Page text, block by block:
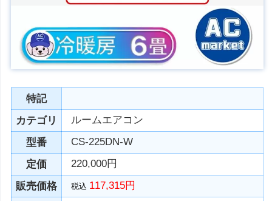
特記
カテゴリ
ルームエアコン
型番
CS-225DN-W
定価
220,000円
販売価格
税込 117,315円